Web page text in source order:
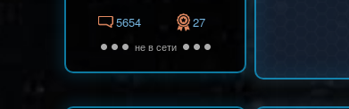
5654 27
не в сети